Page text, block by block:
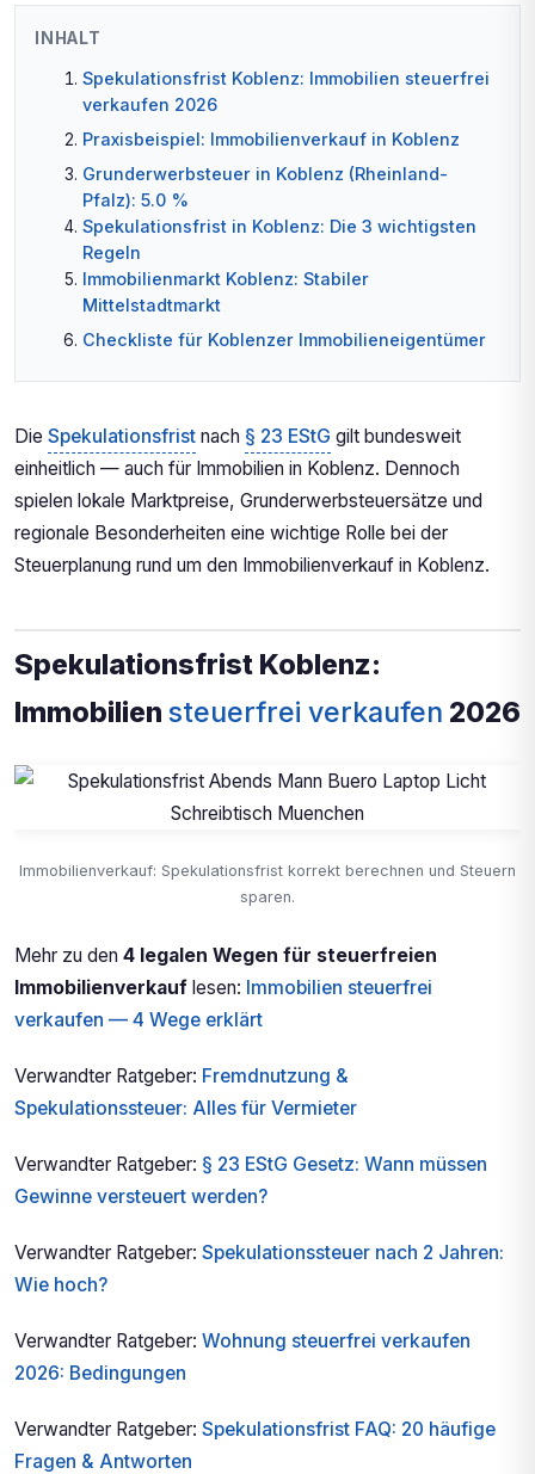
INHALT
Spekulationsfrist Koblenz: Immobilien steuerfrei
verkaufen 2026
Praxisbeispiel: Immobilienverkauf in Koblenz
Grunderwerbsteuer in Koblenz (Rheinland-
Pfalz): 5.0 %
Spekulationsfrist in Koblenz: Die 3 wichtigsten
Regeln
Immobilienmarkt Koblenz: Stabiler
Mittelstadtmarkt
Checkliste für Koblenzer Immobilieneigentümer
Die Spekulationsfrist nach § 23 EStG gilt bundesweit
einheitlich — auch für Immobilien in Koblenz. Dennoch
spielen lokale Marktpreise, Grunderwerbsteuersätze und
regionale Besonderheiten eine wichtige Rolle bei der
Steuerplanung rund um den Immobilienverkauf in Koblenz.
Spekulationsfrist Koblenz:
Immobilien steuerfrei verkaufen 2026
Immobilienverkauf: Spekulationsfrist korrekt berechnen und Steuern
sparen.
Mehr zu den 4 legalen Wegen für steuerfreien
Immobilienverkauf lesen: Immobilien steuerfrei
verkaufen — 4 Wege erklärt
Verwandter Ratgeber: Fremdnutzung &
Spekulationssteuer: Alles für Vermieter
Verwandter Ratgeber: § 23 EStG Gesetz: Wann müssen
Gewinne versteuert werden?
Verwandter Ratgeber: Spekulationssteuer nach 2 Jahren:
Wie hoch?
Verwandter Ratgeber: Wohnung steuerfrei verkaufen
2026: Bedingungen
Verwandter Ratgeber: Spekulationsfrist FAQ: 20 häufige
Fragen & Antworten